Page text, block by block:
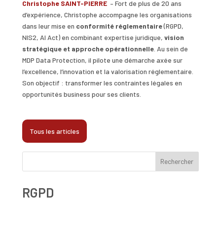
Christophe SAINT-PIERRE– Fort de plus de 20 ans
d’expérience, Christophe accompagne les organisations
dans leur mise en conformité réglementaire(RGPD,
NIS2, AI Act) en combinant expertise juridique, vision
stratégique et approche opérationnelle. Au sein de
MDP Data Protection, il pilote une démarche axée sur
l’excellence, l’innovation et la valorisation réglementaire.
Son objectif : transformer les contraintes légales en
opportunités business pour ses clients.
Tous les articles
Rechercher
RGPD